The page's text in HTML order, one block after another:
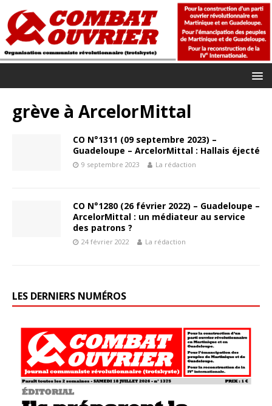
grève à ArcelorMittal
CO N°1311 (09 septembre 2023) –
Guadeloupe – ArcelorMittal : Hallais éjecté
9 septembre 2023 La rédaction
CO N°1280 (26 février 2022) – Guadeloupe –
ArcelorMittal : un médiateur au service
des patrons ?
24 février 2022 La rédaction
LES DERNIERS NUMÉROS